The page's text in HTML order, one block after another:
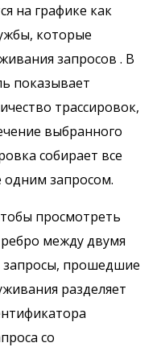
на графике как
которые
запросов . В
показывает
трассировок,
выбранного
собирает все
одним запросом.
просмотреть
ребро между двумя
запросы, прошедшие
разделяет
со